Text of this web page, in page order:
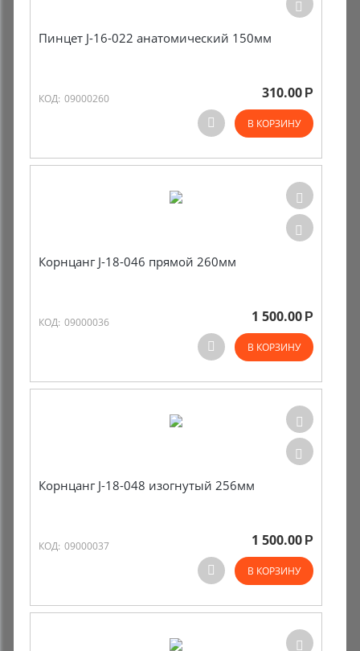
Пинцет J-16-022 анатомический 150мм
КОД: 09000260 310.00 Р
В КОРЗИНУ
Корнцанг J-18-046 прямой 260мм
КОД: 09000036 1 500.00 Р
В КОРЗИНУ
Корнцанг J-18-048 изогнутый 256мм
КОД: 09000037 1 500.00 Р
В КОРЗИНУ